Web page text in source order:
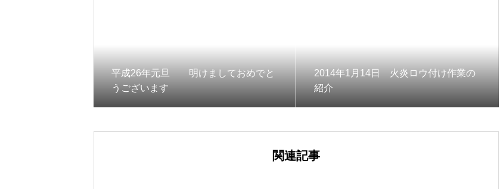
平成26年元旦 明けましておめでと
うございます
2014年1月14日 火炎ロウ付け作業の
紹介
関連記事